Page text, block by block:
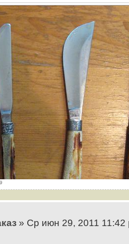
» Ср июн 29, 2011 11:42